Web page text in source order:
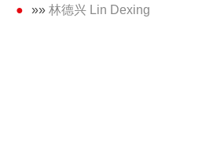
»» 林德兴 Lin Dexing